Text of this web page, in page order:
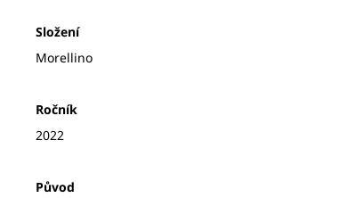
Složení
Morellino
Ročník
2022
Původ